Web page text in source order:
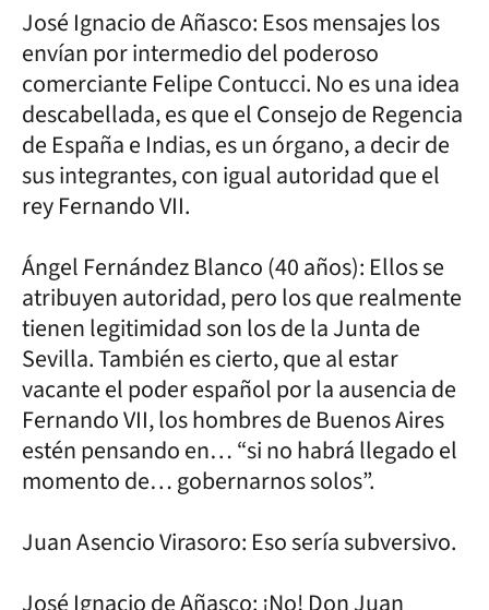
José Ignacio de Añasco: Esos mensajes los
envían por intermedio del poderoso
comerciante Felipe Contucci. No es una idea
descabellada, es que el Consejo de Regencia
de España e Indias, es un órgano, a decir de
sus integrantes, con igual autoridad que el
rey Fernando VII.
Ángel Fernández Blanco (40 años): Ellos se
atribuyen autoridad, pero los que realmente
tienen legitimidad son los de la Junta de
Sevilla. También es cierto, que al estar
vacante el poder español por la ausencia de
Fernando VII, los hombres de Buenos Aires
estén pensando en… “si no habrá llegado el
momento de… gobernarnos solos”.
Juan Asencio Virasoro: Eso sería subversivo.